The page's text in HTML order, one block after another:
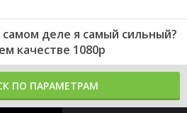
деле я самый сильный?
качестве 1080p
ПО ПАРАМЕТРАМ